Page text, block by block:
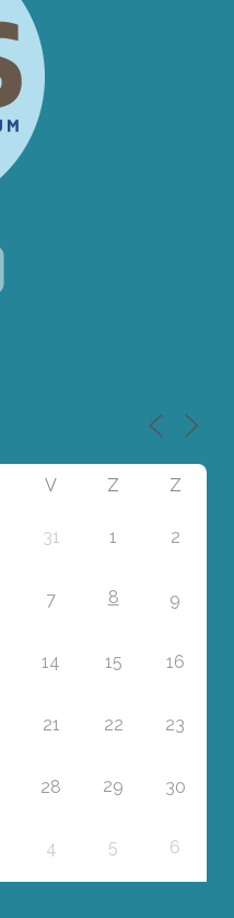
V Z Z
31 1 2
7 8 9
14 15 16
21 22 23
28 29 30
4 5 6